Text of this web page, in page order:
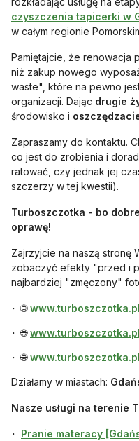
czyszczenia tapicerki w
w całym regionie
Pamiętajcie, że renowacja
niż zakup nowego
waste", które na pewno
organizacji. Dając drugie
środowisko i
Zapraszamy do kontaktu.
co jest do zrobienia i
ratować, czy jednak jej
szczerzy w tej kwestii).
Turboszczotka - bo
oprawę!
Zajrzyjcie na naszą stronę
zobaczyć efekty "przed i
najbardziej "zmęczony"
🌐
🌐
🌐
Działamy w miastach:
Nasze usługi na terenie
Pranie materacy